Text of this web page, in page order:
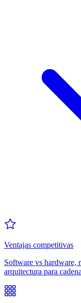
Ventajas competitivas
Software vs hardware,
arquitectura para